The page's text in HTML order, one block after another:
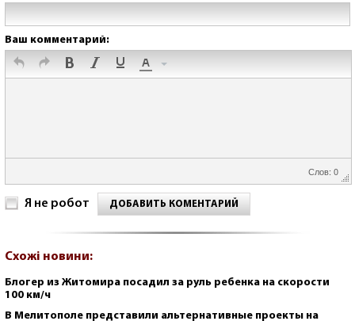
Ваш комментарий:
Слов: 0
Я не робот ДОБАВИТЬ КОМЕНТАРИЙ
Схожі новини:
Блогер из Житомира посадил за руль ребенка на скорости
100 км/ч
В Мелитополе представили альтернативные проекты на